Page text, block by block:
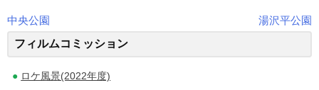
投
稿
中央公園
湯沢平公園
フィルムコミッション
ロケ風景(2022年度)